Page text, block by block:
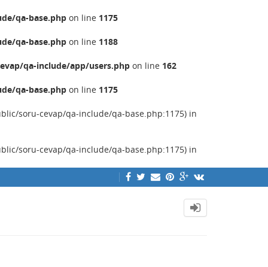
qa-base.php on line 1175
qa-base.php on line 1188
qa-include/app/users.php on line 162
qa-base.php on line 1175
soru-cevap/qa-include/qa-base.php:1175) in
soru-cevap/qa-include/qa-base.php:1175) in